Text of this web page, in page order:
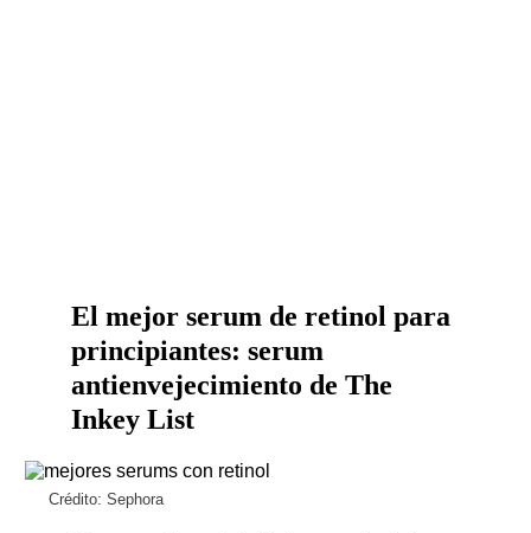
El mejor serum de retinol para
principiantes: serum
antienvejecimiento de The
Inkey List
Crédito: Sephora